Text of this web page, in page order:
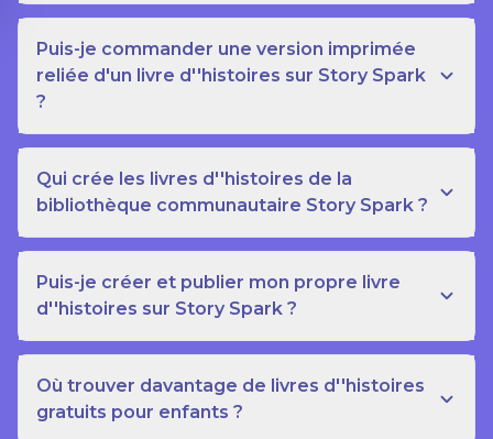
Puis-je commander une version imprimée
reliée d'un livre d''histoires sur Story Spark
?
Qui crée les livres d''histoires de la
bibliothèque communautaire Story Spark ?
Puis-je créer et publier mon propre livre
d''histoires sur Story Spark ?
Où trouver davantage de livres d''histoires
gratuits pour enfants ?